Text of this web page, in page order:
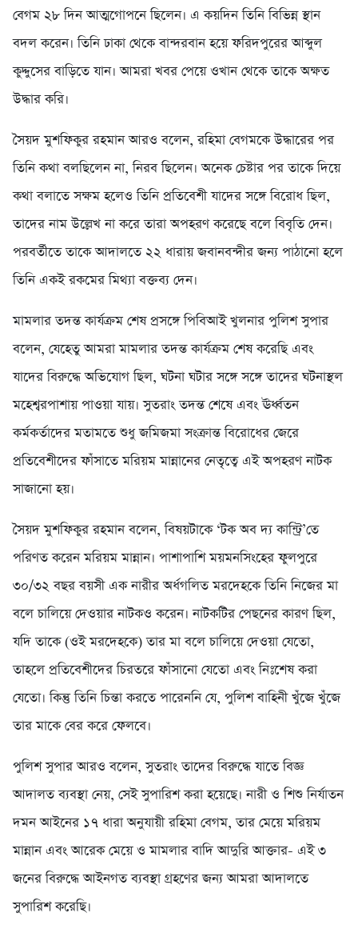
বেগম ২৮ দিন আত্মগোপনে ছিলেন। এ কয়দিন তিনি বিভিন্ন স্থান
বদল করেন। তিনি ঢাকা থেকে বান্দরবান হয়ে ফরিদপুরের আব্দুল
কুদ্দুসের বাড়িতে যান। আমরা খবর পেয়ে ওখান থেকে তাকে অক্ষত
উদ্ধার করি।
সৈয়দ মুশফিকুর রহমান আরও বলেন, রহিমা বেগমকে উদ্ধারের পর
তিনি কথা বলছিলেন না, নিরব ছিলেন। অনেক চেষ্টার পর তাকে দিয়ে
কথা বলাতে সক্ষম হলেও তিনি প্রতিবেশী যাদের সঙ্গে বিরোধ ছিল,
তাদের নাম উল্লেখ না করে তারা অপহরণ করেছে বলে বিবৃতি দেন।
পরবর্তীতে তাকে আদালতে ২২ ধারায় জবানবন্দীর জন্য পাঠানো হলে
তিনি একই রকমের মিথ্যা বক্তব্য দেন।
মামলার তদন্ত কার্যক্রম শেষ প্রসঙ্গে পিবিআই খুলনার পুলিশ সুপার
বলেন, যেহেতু আমরা মামলার তদন্ত কার্যক্রম শেষ করেছি এবং
যাদের বিরুদ্ধে অভিযোগ ছিল, ঘটনা ঘটার সঙ্গে সঙ্গে তাদের ঘটনাস্থল
মহেশ্বরপাশায় পাওয়া যায়। সুতরাং তদন্ত শেষে এবং ঊর্ধ্বতন
কর্মকর্তাদের মতামতে শুধু জমিজমা সংক্রান্ত বিরোধের জেরে
প্রতিবেশীদের ফাঁসাতে মরিয়ম মান্নানের নেতৃত্বে এই অপহরণ নাটক
সাজানো হয়।
সৈয়দ মুশফিকুর রহমান বলেন, বিষয়টাকে ‘টক অব দ্য কান্ট্রি’তে
পরিণত করেন মরিয়ম মান্নান। পাশাপাশি ময়মনসিংহের ফুলপুরে
৩০/৩২ বছর বয়সী এক নারীর অর্ধগলিত মরদেহকে তিনি নিজের মা
বলে চালিয়ে দেওয়ার নাটকও করেন। নাটকটির পেছনের কারণ ছিল,
যদি তাকে (ওই মরদেহকে) তার মা বলে চালিয়ে দেওয়া যেতো,
তাহলে প্রতিবেশীদের চিরতরে ফাঁসানো যেতো এবং নিঃশেষ করা
যেতো। কিন্তু তিনি চিন্তা করতে পারেননি যে, পুলিশ বাহিনী খুঁজে খুঁজে
তার মাকে বের করে ফেলবে।
পুলিশ সুপার আরও বলেন, সুতরাং তাদের বিরুদ্ধে যাতে বিজ্ঞ
আদালত ব্যবস্থা নেয়, সেই সুপারিশ করা হয়েছে। নারী ও শিশু নির্যাতন
দমন আইনের ১৭ ধারা অনুযায়ী রহিমা বেগম, তার মেয়ে মরিয়ম
মান্নান এবং আরেক মেয়ে ও মামলার বাদি আদুরি আক্তার- এই ৩
জনের বিরুদ্ধে আইনগত ব্যবস্থা গ্রহণের জন্য আমরা আদালতে
সুপারিশ করেছি।